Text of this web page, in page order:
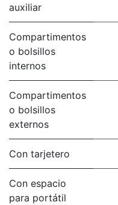
auxiliar
Compartimentos
o bolsillos
internos
Compartimentos
o bolsillos
externos
Con tarjetero
Con espacio
para portátil